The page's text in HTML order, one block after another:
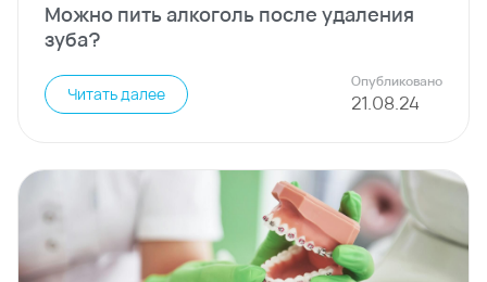
Можно пить алкоголь после удаления
зуба?
Читать далее
Опубликовано
21.08.24